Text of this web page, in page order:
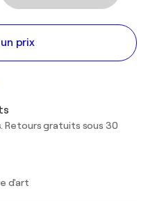
prix
Retours gratuits sous 30
d'art